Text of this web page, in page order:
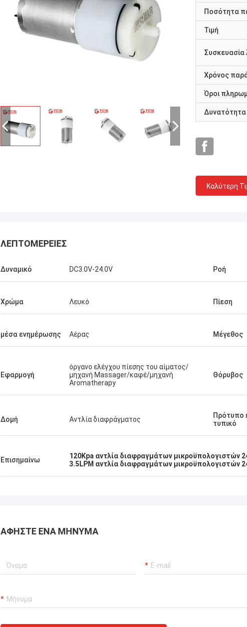
Ποσότητα
Τιμή
Συσκευασία
Χρόνος
Όροι
Καλύτερη
ΛΕΠΤΟΜΈΡΕΙΕΣ
Δυναμικό DC3.0V-24.0V Ροή
Χρώμα Λευκό Πίεση
μέσα ενημέρωσης Αέρας Μέγεθος
Εφαρμογή
όργανο ελέγχου πίεσης του αίματος/
μηχανή Massager/καφέ/μηχανή
Aromatherapy
Θόρυβος
Δομή Αντλία διαφράγματος
Πρότυπο
τυπικό
Επισημαίνω 120Kpa αντλία διαφραγμάτων μικροϋπολογιστών
3.5LPM αντλία διαφραγμάτων μικροϋπολογιστών
ΑΦΉΣΤΕ ΈΝΑ ΜΉΝΥΜΑ